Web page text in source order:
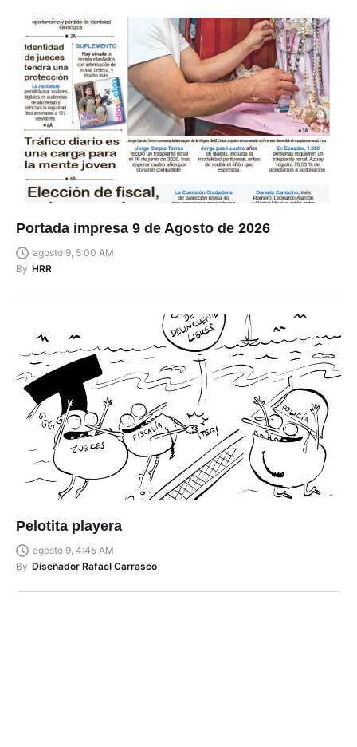
Portada impresa 9 de Agosto de 2026
agosto 9, 5:00 AM
By HRR
Pelotita playera
agosto 9, 4:45 AM
By Diseñador Rafael Carrasco